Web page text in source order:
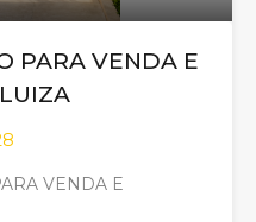
PARA VENDA E
VENDA E